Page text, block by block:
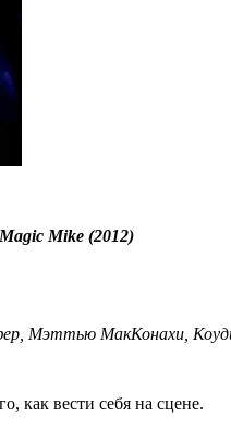
Mike (2012)
Мэттью МакКонахи,
как вести себя на сцене.